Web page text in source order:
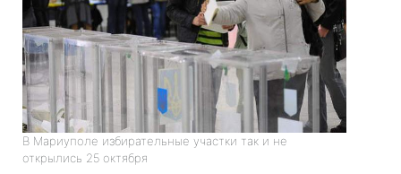
В Мариуполе избирательные участки так и не
открылись 25 октября